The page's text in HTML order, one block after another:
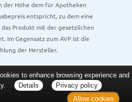
Höhe dem für Apotheken
entspricht, zu dem eine
Produkt mit der gesetzlichen
Im Gegensatz zum AVP ist die
der Hersteller.
to enhance browsing experience and
Details
Privacy policy
Allow cookies